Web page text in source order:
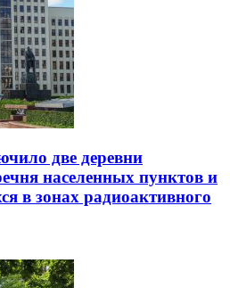
две деревни
населенных пунктов и
в зонах радиоактивного